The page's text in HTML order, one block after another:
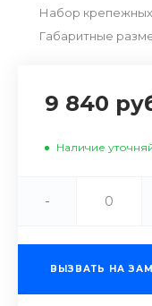
Набор
Габаритные
9 840
Наличие
-
ВЫЗВАТЬ НА